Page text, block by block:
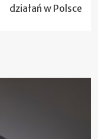
działań w Polsce